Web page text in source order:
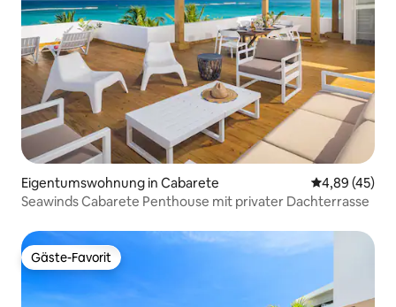
Eigentumswohnung in Cabarete
4,89 (45)
Seawinds Cabarete Penthouse mit privater Dachterrasse
Gäste-Favorit
Gäste-Favorit